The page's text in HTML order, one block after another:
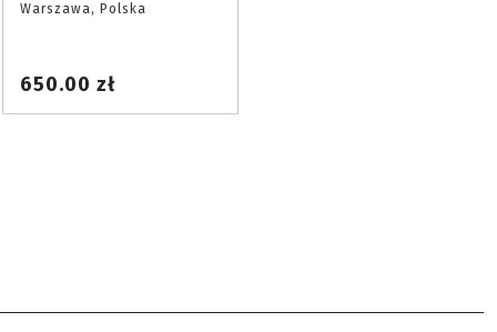
Warszawa, Polska
650.00 zł